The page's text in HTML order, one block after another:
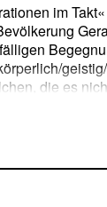
im
die es
Rentnern &
erinnern und